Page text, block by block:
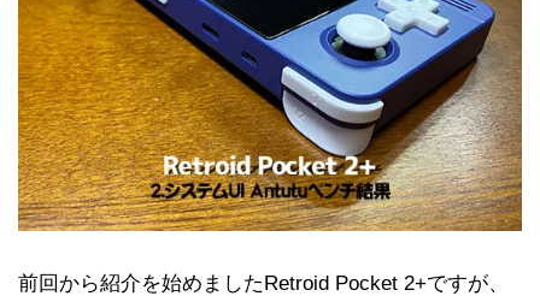
前回から紹介を始めましたRetroid Pocket 2+ですが、